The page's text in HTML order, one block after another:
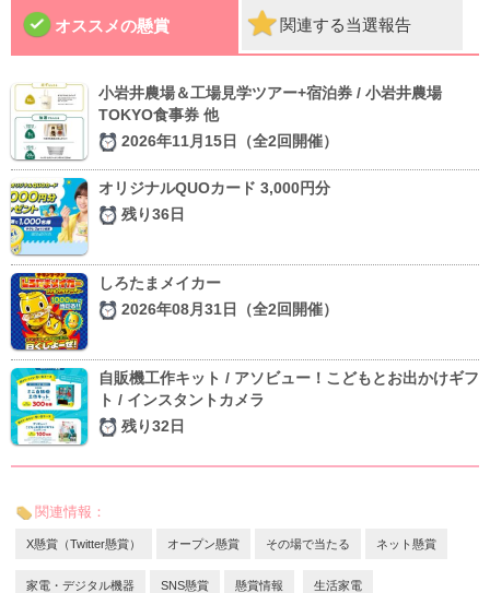
オススメの懸賞 関連する当選報告
小岩井農場＆工場見学ツアー+宿泊券 / 小岩井農場
TOKYO食事券 他
2026年11月15日（全2回開催）
オリジナルQUOカード 3,000円分
残り36日
しろたまメイカー
2026年08月31日（全2回開催）
自販機工作キット / アソビュー！こどもとお出かけギフ
ト / インスタントカメラ
残り32日
関連情報：
X懸賞（Twitter懸賞） オープン懸賞 その場で当たる ネット懸賞
家電・デジタル機器 SNS懸賞 懸賞情報 生活家電